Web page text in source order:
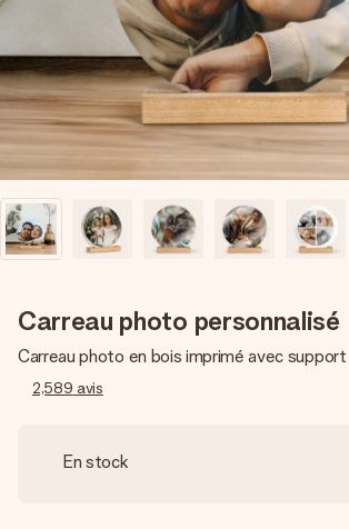
Créez quelque chose d’unique en
son prénom, votre photo ou un message
Sans complications, juste tout l’amour
Carreau photo personnalisé
Carreau photo en bois imprimé avec
2,589 avis
En stock